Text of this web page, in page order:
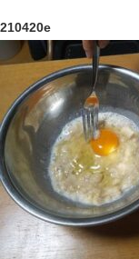
210420e